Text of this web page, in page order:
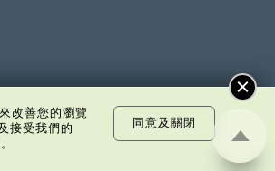
改善您的瀏覽
接受我們的
同意及關閉